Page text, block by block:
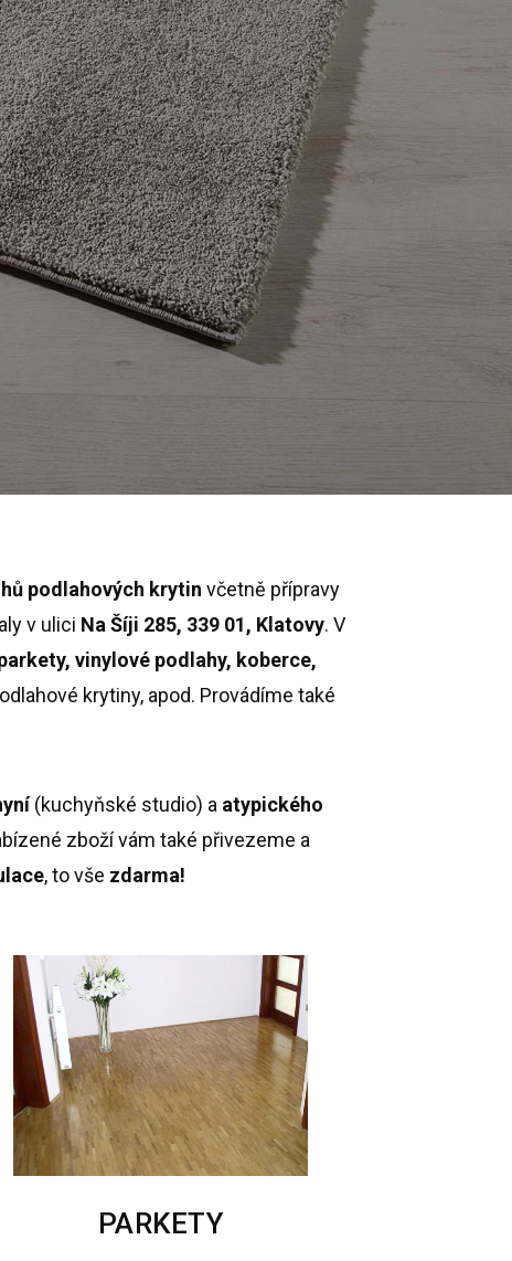
podlahových krytin včetně přípravy
v ulici Na Šíji 285, 339 01, Klatovy. V
vinylové podlahy, koberce,
krytiny, apod. Provádíme také
(kuchyňské studio) a atypického
zboží vám také přivezeme a
, to vše zdarma!
PARKETY